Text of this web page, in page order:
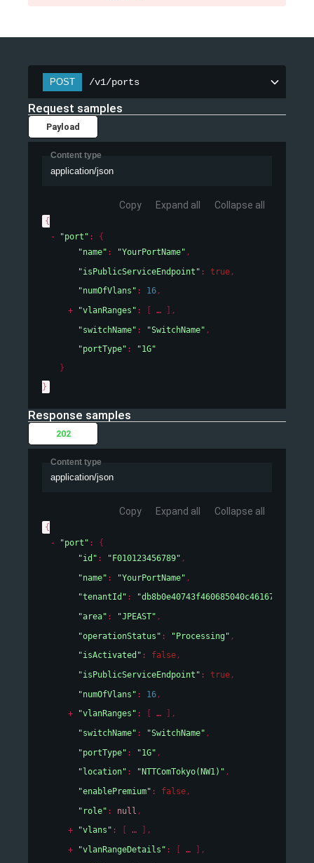
POST /v1/ports
Request samples
Payload
Content type
application/json
Copy Expand all Collapse all
{
"port" : {
"name" : "YourPortName" ,
"isPublicServiceEndpoint" : true,
"numOfVlans" : 16,
"vlanRanges" : [ ] ,
"switchName" : "SwitchName" ,
"portType" :
"1G"
}
}
Response samples
202
Content type
application/json
Copy Expand all Collapse all
{
"port" : {
"id" : "F010123456789" ,
"name" : "YourPortName" ,
"tenantId" : "db8b0e40743f460685040c46167cf19e"
"area" : "JPEAST" ,
"operationStatus" : "Processing" ,
"isActivated" : false,
"isPublicServiceEndpoint" : true,
"numOfVlans" : 16,
"vlanRanges" :
,
"switchName" : "SwitchName" ,
"portType" : "1G" ,
"location" : "NTTComTokyo(NW1)" ,
"enablePremium" : false,
"role" : null ,
"vlans" :
,
"vlanRangeDetails" :
,